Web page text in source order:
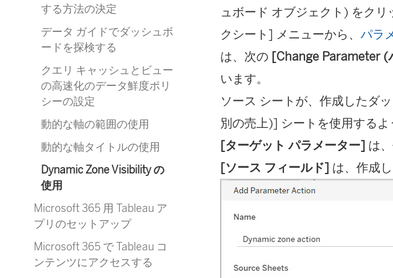
する方法の決定
データ ガイドでダッシュボ
ードを探検する
クエリ キャッシュとビュー
の高速化のデータ鮮度ポリ
シーの設定
動的な軸の範囲の使用
動的な軸タイトルの使用
Dynamic Zone Visibility の
使用
Microsoft 365 用 Tableau ア
プリのセットアップ
Microsoft 365 で Tableau コ
ンテンツにアクセスする
ュボード オブジェクト) をク
クシート] メニューから、パラ
は、次の [Change Parameter (
います。
ソース シートが、作成したダ
別の売上)] シートを使用するよ
[ターゲット パラメーター] は
[ソース フィールド] は、作成